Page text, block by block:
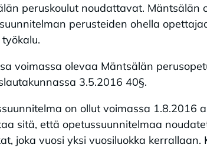
peruskoulut noudattavat. Mäntsälän
perusteiden ohella
voimassa olevaa Mäntsälän
3.5.2016 40§.
on ollut voimassa 1.8.2016
sitä, että opetussuunnitelmaa
joka vuosi yksi vuosiluokka